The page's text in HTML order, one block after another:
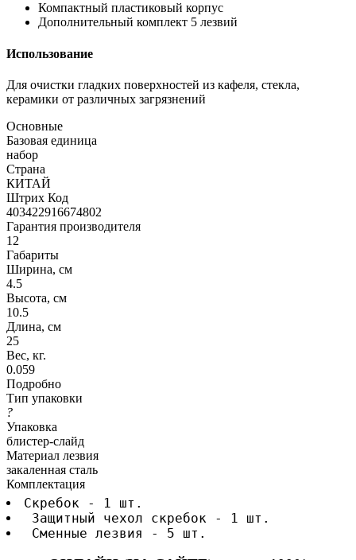
Компактный пластиковый корпус
Дополнительный комплект 5 лезвий
Использование
Для очистки гладких поверхностей из кафеля, стекла,
керамики от различных загрязнений
Основные
Базовая единица
набор
Страна
КИТАЙ
Штрих Код
403422916674802
Гарантия производителя
12
Габариты
Ширина, см
4.5
Высота, см
10.5
Длина, см
25
Вес, кг.
0.059
Подробно
Тип упаковки
?
Упаковка
блистер-слайд
Материал лезвия
закаленная сталь
Комплектация
Скребок - 1 шт.
Защитный чехол скребок - 1 шт.
Сменные лезвия - 5 шт.